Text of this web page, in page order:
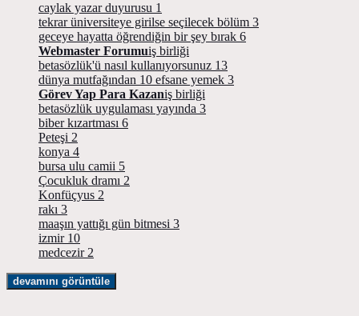
caylak yazar duyurusu 1
tekrar üniversiteye girilse seçilecek bölüm 3
geceye hayatta öğrendiğin bir şey bırak 6
Webmaster Forumuiş birliği
betasözlük'ü nasıl kullanıyorsunuz 13
dünya mutfağından 10 efsane yemek 3
Görev Yap Para Kazaniş birliği
betasözlük uygulaması yayında 3
biber kızartması 6
Peteşi 2
konya 4
bursa ulu camii 5
Çocukluk dramı 2
Konfüçyus 2
rakı 3
maaşın yattığı gün bitmesi 3
izmir 10
medcezir 2
devamını görüntüle